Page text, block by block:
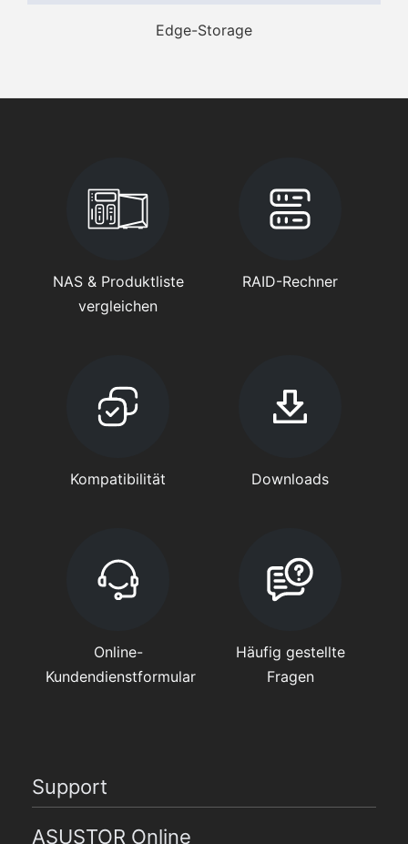
Edge-Storage
NAS & Produktliste
vergleichen
RAID-Rechner
Kompatibilität Downloads
Online-
Kundendienstformular
Häufig gestellte
Fragen
Support
ASUSTOR Online